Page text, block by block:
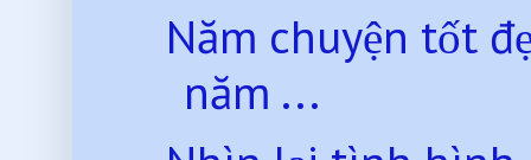
Năm chuyện tốt
năm ...